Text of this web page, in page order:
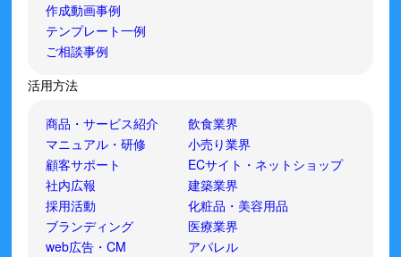
作成動画事例
テンプレート一例
ご相談事例
活用方法
商品・サービス紹介
マニュアル・研修
顧客サポート
社内広報
採用活動
ブランディング
web広告・CM
飲食業界
小売り業界
ECサイト・ネットショップ
建築業界
化粧品・美容用品
医療業界
アパレル